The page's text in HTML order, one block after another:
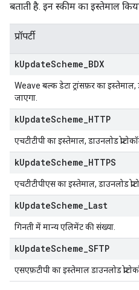
बताती है. इन स्कीम का इस्तेमाल
प्रॉपर्टी
kUpdateScheme BDX
Weave बल्क डेटा ट्रांसफ़र का इस्तेमाल,
जाएगा.
kUpdateScheme HTTP
एचटीटीपी का इस्तेमाल, डाउनलोड
kUpdateScheme HTTPS
एचटीटीपीएस का इस्तेमाल, डाउनलोड
kUpdateScheme Last
गिनती में मान्य एलिमेंट की संख्या.
kUpdateScheme SFTP
एसएफ़टीपी का इस्तेमाल डाउनलोड